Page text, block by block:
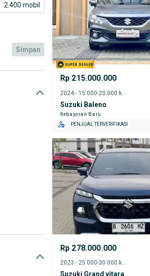
2.400 mobil
simpan
Rp 215.000.000
Suzuki Baleno
Kebayoran Baru
PENJUAL TERVERIFIKASI
Rp 278.000.000
2023 - 25.000-30.000 km
Suzuki Grand vitara